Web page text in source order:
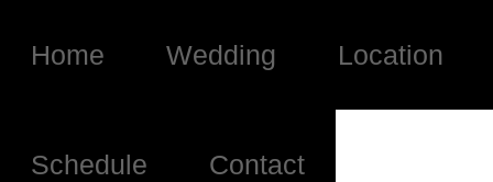
Home Wedding Location
Schedule Contact